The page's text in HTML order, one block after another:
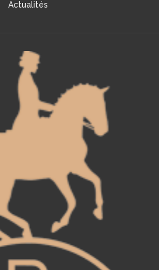
Actualités